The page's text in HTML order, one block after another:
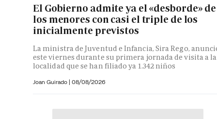
El Gobierno admite ya el «desborde» de
los menores con casi el triple de los
inicialmente previstos
La ministra de Juventud e Infancia, Sira Rego,
este viernes durante su primera jornada de visita a la
localidad que se han filiado ya 1.342 niños
Joan Guirado | 08/08/2026